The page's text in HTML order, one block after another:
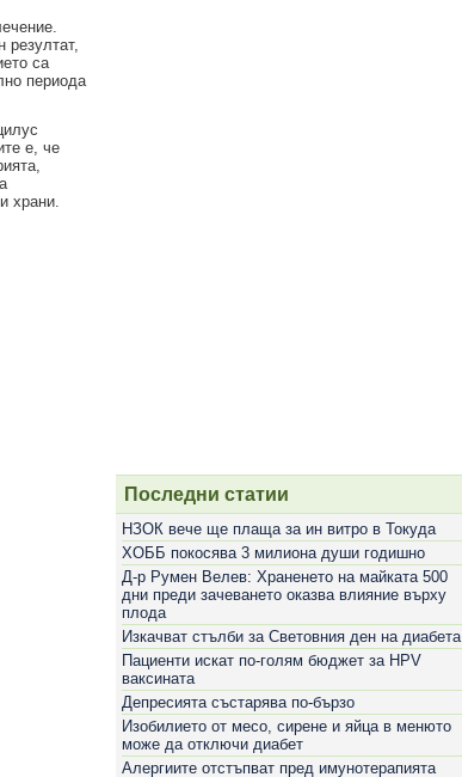
резултат,
са
периода
е, че
храни.
Последни статии
НЗОК вече ще плаща за ин витро в Токуда
ХОББ покосява 3 милиона души годишно
Д-р Румен Велев: Храненето на майката 500
дни преди зачеването оказва влияние върху
плода
Изкачват стълби за Световния ден на диабета
Пациенти искат по-голям бюджет за HPV
ваксината
Депресията състарява по-бързо
Изобилието от месо, сирене и яйца в менюто
може да отключи диабет
Алергиите отстъпват пред имунотерапията